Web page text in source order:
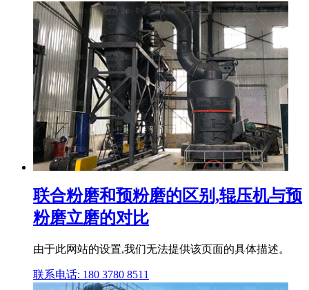
联合粉磨和预粉磨的区别,辊压机与预
粉磨立磨的对比
由于此网站的设置,我们无法提供该页面的具体描述。
联系电话: 180 3780 8511